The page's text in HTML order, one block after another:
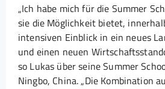
„Ich habe mich für die Summer
sie die Möglichkeit bietet,
intensiven Einblick in ein neues
und einen neuen
so Lukas über seine Summer
Ningbo, China. „Die Kombination